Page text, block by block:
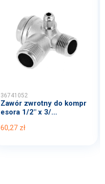
36741052
Zawór zwrotny do kompr
esora 1/2" x 3/...
60,27 zł